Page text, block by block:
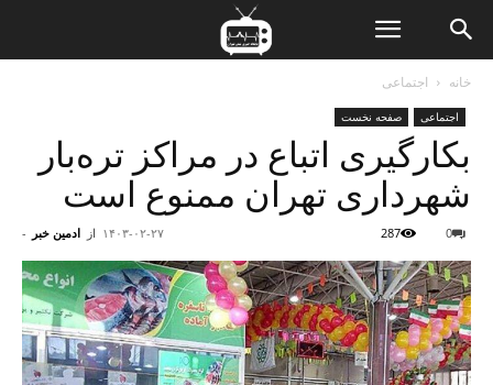
خانه اجتماعی
اجتماعی صفحه نخست
بکارگیری اتباع در مراکز تره‌بار
شهرداری تهران ممنوع است
از ادمین خبر - ۱۴۰۳-۰۲-۲۷ 0
287